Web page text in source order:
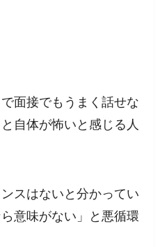
面接でもうまく話せな
自体が怖いと感じる人
スはないと分かってい
意味がない」と悪循環